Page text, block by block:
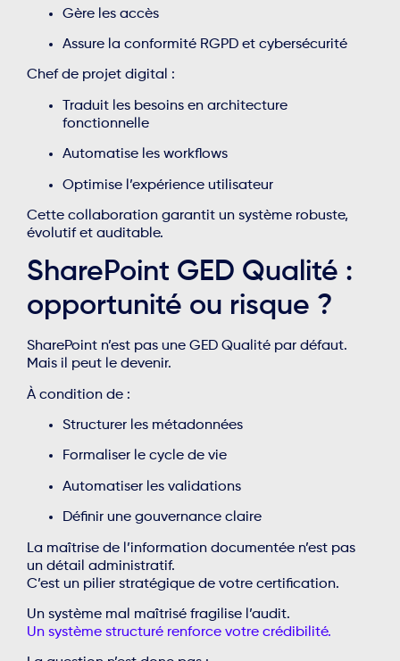
Gère les accès
Assure la conformité RGPD et cybersécurité
Chef de projet digital :
Traduit les besoins en architecture
fonctionnelle
Automatise les workflows
Optimise l’expérience utilisateur
Cette collaboration garantit un système robuste,
évolutif et auditable.
SharePoint GED Qualité :
opportunité ou risque ?
SharePoint n’est pas une GED Qualité par défaut.
Mais il peut le devenir.
À condition de :
Structurer les métadonnées
Formaliser le cycle de vie
Automatiser les validations
Définir une gouvernance claire
La maîtrise de l’information documentée n’est pas
un détail administratif.
C’est un pilier stratégique de votre certification.
Un système mal maîtrisé fragilise l’audit.
Un système structuré renforce votre crédibilité.